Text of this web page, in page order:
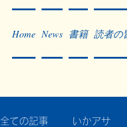
Home News 書籍 読者の
全ての記事 いかアサ